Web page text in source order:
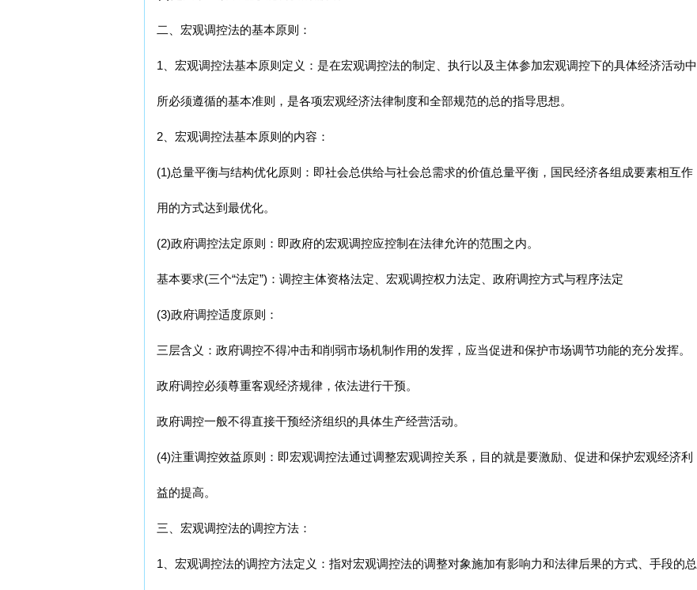
二、宏观调控法的基本原则：
1、宏观调控法基本原则定义：是在宏观调控法的制定、执行以及主体参加宏观调控下的具体经济活动中
所必须遵循的基本准则，是各项宏观经济法律制度和全部规范的总的指导思想。
2、宏观调控法基本原则的内容：
(1)总量平衡与结构优化原则：即社会总供给与社会总需求的价值总量平衡，国民经济各组成要素相互作
用的方式达到最优化。
(2)政府调控法定原则：即政府的宏观调控应控制在法律允许的范围之内。
基本要求(三个“法定”)：调控主体资格法定、宏观调控权力法定、政府调控方式与程序法定
(3)政府调控适度原则：
三层含义：政府调控不得冲击和削弱市场机制作用的发挥，应当促进和保护市场调节功能的充分发挥。
政府调控必须尊重客观经济规律，依法进行干预。
政府调控一般不得直接干预经济组织的具体生产经营活动。
(4)注重调控效益原则：即宏观调控法通过调整宏观调控关系，目的就是要激励、促进和保护宏观经济利
益的提高。
三、宏观调控法的调控方法：
1、宏观调控法的调控方法定义：指对宏观调控法的调整对象施加有影响力和法律后果的方式、手段的总